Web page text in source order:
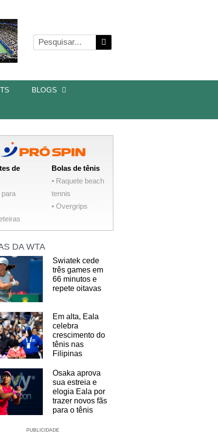
BLOGS
de
para
Bolas de tênis
• Raquete beach
tennis
• Overgrips
DA WTA
Swiatek cede
três games em
66 minutos e
repete oitavas
Em alta, Eala
celebra
crescimento do
tênis nas
Filipinas
Osaka aprova
sua estreia e
elogia Eala por
trazer novos fãs
para o tênis
PUBLICIDADE